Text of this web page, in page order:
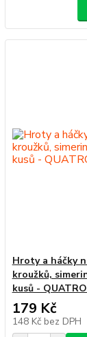
Hroty a háčky
kroužků,
kusů -
179 Kč
148 Kč bez DPH